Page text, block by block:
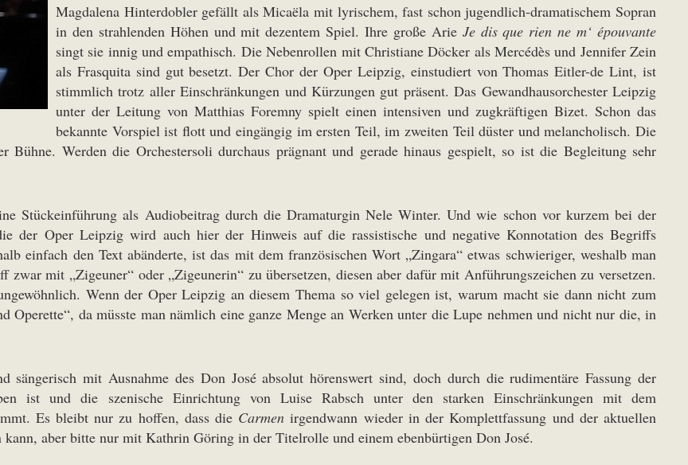
Magdalena Hinterdobler gefällt als Micaëla mit lyrischem, fast schon jugendlich-dramatischem Sopran
in den strahlenden Höhen und mit dezentem Spiel. Ihre große Arie Je dis que rien ne m‘ épouvante
singt sie innig und empathisch. Die Nebenrollen mit Christiane Döcker als Mercédès und Jennifer Zein
als Frasquita sind gut besetzt. Der Chor der Oper Leipzig, einstudiert von Thomas Eitler-de Lint, ist
stimmlich trotz aller Einschränkungen und Kürzungen gut präsent. Das Gewandhausorchester Leipzig
unter der Leitung von Matthias Foremny spielt einen intensiven und zugkräftigen Bizet. Schon das
bekannte Vorspiel ist flott und eingängig im ersten Teil, im zweiten Teil düster und melancholisch. Die
Werden die Orchestersoli durchaus prägnant und gerade hinaus gespielt, so ist die Begleitung sehr
Stückeinführung als Audiobeitrag durch die Dramaturgin Nele Winter. Und wie schon vor kurzem bei der
der Oper Leipzig wird auch hier der Hinweis auf die rassistische und negative Konnotation des Begriffs
einfach den Text abänderte, ist das mit dem französischen Wort „Zingara“ etwas schwieriger, weshalb man
mit „Zigeuner“ oder „Zigeunerin“ zu übersetzen, diesen aber dafür mit Anführungszeichen zu versetzen.
Wenn der Oper Leipzig an diesem Thema so viel gelegen ist, warum macht sie dann nicht zum
Operette“, da müsste man nämlich eine ganze Menge an Werken unter die Lupe nehmen und nicht nur die, in
mit Ausnahme des Don José absolut hörenswert sind, doch durch die rudimentäre Fassung der
ist und die szenische Einrichtung von Luise Rabsch unter den starken Einschränkungen mit dem
Es bleibt nur zu hoffen, dass die Carmen irgendwann wieder in der Komplettfassung und der aktuellen
aber bitte nur mit Kathrin Göring in der Titelrolle und einem ebenbürtigen Don José.